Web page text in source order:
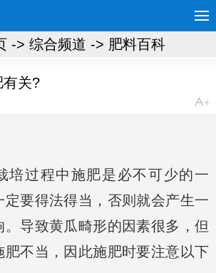
-> 综合频道 -> 肥料百科
有关?
过程中施肥是必不可少的一
定要得法得当，否则就会产生一
。导致黄瓜畸形的因素很多，但
肥不当，因此施肥时要注意以下